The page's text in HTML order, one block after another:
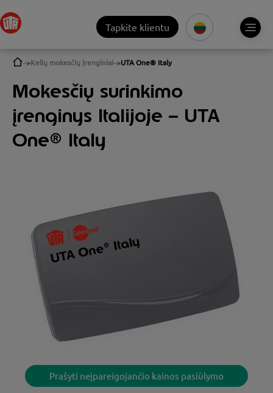
Tapkite klientu
Kelių mokesčių įrenginiai UTA One® Italy
Mokesčių surinkimo
įrenginys Italijoje – UTA
One® Italy
Prašyti neįpareigojančio kainos pasiūlymo